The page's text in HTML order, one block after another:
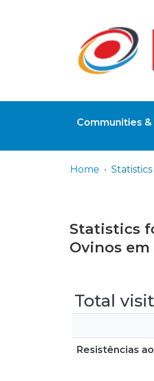
Communities
Home Statistics
Statistics
Ovinos
Total
Resistências